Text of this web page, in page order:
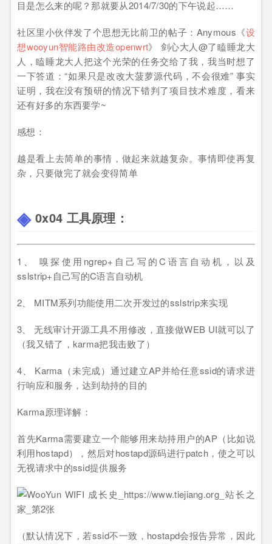
目是怎么来的呢？那就要从2014/7/30的下午说起……
社区里小伙伴发了个思想无比前卫的帖子：Anymous《设
想wooyun智能路由改造openwrt》 剑心大人@了瞌睡龙大
人，瞌睡龙大人把这个光荣的任务交给了我，我当时想了
一下答道：“如果只是改改大菠萝源代码，不会很难” 事实
证明，我在没有预研的情况下错判了项目技术难度，看来
还有好多的东西要学~
感想：
越是看上去简单的事情，做起来就越复杂。事情即使再复
杂，只要做完了就会变得简单
0x04 工具原理：
1、 嗅探使用ngrep+自己写的C语言自动机，以及
sslstrip+自己写的C语言自动机
2、 MITM系列功能使用二次开发过的sslstrip来实现
3、 无线审计开源工具不用修改，直接做WEB UI就可以了
（我又错了，karma把我击败了）
4、 Karma（未完成）通过建立AP并给任意ssid的请求进
行响应和服务，达到劫持的目的
Karma原理详解：
首先Karma需要建立一个能够用来劫持用户的AP（比如说
利用hostapd），然后对hostapd源码进行patch，使之可以
无视请求中的ssid提供服务
（默认情况下，若ssid不一致，hostapd会报告异常，因此